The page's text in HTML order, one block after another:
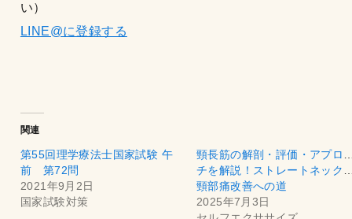
い）
LINE@に登録する
関連
第55回理学療法士国家試験 午
前 第72問
2021年9月2日
国家試験対策
頸長筋の解剖・評価・アプロ
チを解説！ストレートネック
頸部痛改善への道
2025年7月3日